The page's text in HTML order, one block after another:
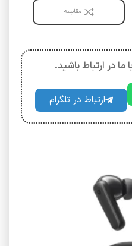
مقایسه
ما در ارتباط باشید.
ارتباط در تلگرام